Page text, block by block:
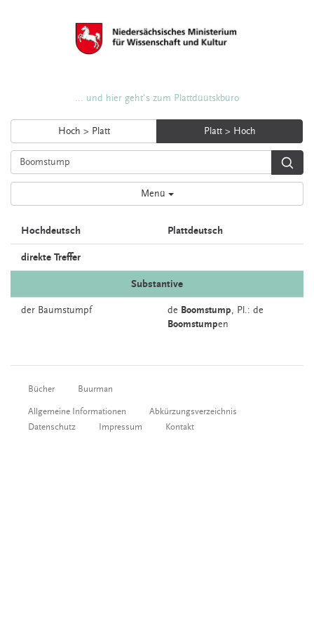
... und hier geht's zum Plattdüütskbüro
Hoch > Platt Platt > Hoch
Menü
Hochdeutsch Plattdeutsch
direkte Treffer
Substantive
der Baumstumpf de Boomstump, Pl.: de
Boomstumpen
Bücher Buurman
Allgemeine Informationen
Abkürzungsverzeichnis
Datenschutz
Impressum Kontakt